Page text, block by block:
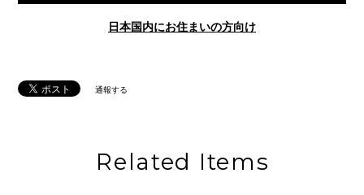
日本国内にお住まいの方向け
通報する
Related Items